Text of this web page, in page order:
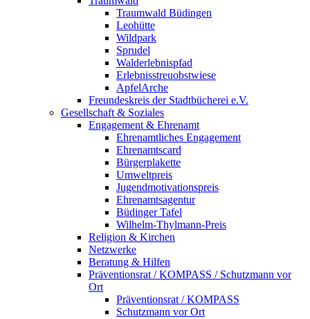
Traumwald Büdingen
Leohütte
Wildpark
Sprudel
Walderlebnispfad
Erlebnisstreuobstwiese
ApfelArche
Freundeskreis der Stadtbücherei e.V.
Gesellschaft & Soziales
Engagement & Ehrenamt
Ehrenamtliches Engagement
Ehrenamtscard
Bürgerplakette
Umweltpreis
Jugendmotivationspreis
Ehrenamtsagentur
Büdinger Tafel
Wilhelm-Thylmann-Preis
Religion & Kirchen
Netzwerke
Beratung & Hilfen
Präventionsrat / KOMPASS / Schutzmann vor
Ort
Präventionsrat / KOMPASS
Schutzmann vor Ort